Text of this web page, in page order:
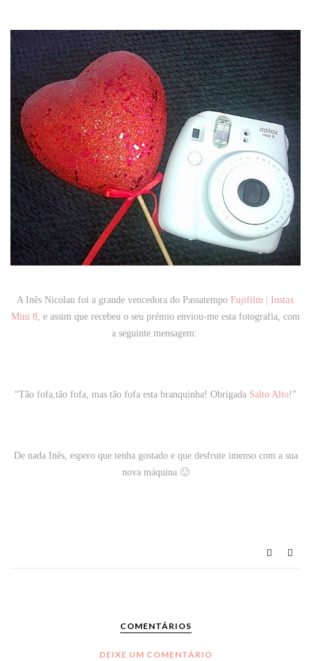
A Inês Nicolau foi a grande vencedora do Passatempo Fujifilm | Instax
Mini 8, e assim que recebeu o seu prémio enviou-me esta fotografia, com
a seguinte mensagem:
“Tão fofa,tão fofa, mas tão fofa esta branquinha! Obrigada Salto Alto!”
De nada Inês, espero que tenha gostado e que desfrute imenso com a sua
nova máquina 🙂
COMENTÁRIOS
DEIXE UM COMENTÁRIO